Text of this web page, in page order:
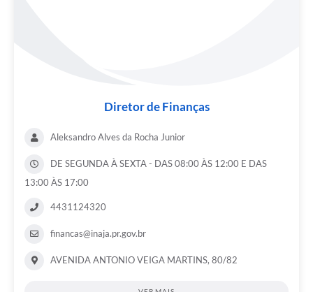
Diretor de Finanças
Aleksandro Alves da Rocha Junior
DE SEGUNDA À SEXTA - DAS 08:00 ÀS 12:00 E DAS
13:00 ÀS 17:00
4431124320
financas@inaja.pr.gov.br
AVENIDA ANTONIO VEIGA MARTINS, 80/82